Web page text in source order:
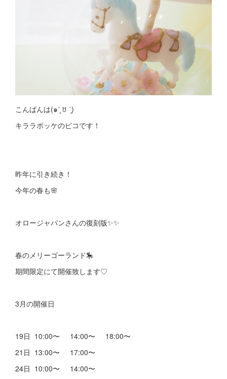
こんばんは(๑ˊ͈ ꇴ ˋ͈)
キララポッケのピコです！
昨年に引き続き！
今年の春も🌸
オロージャパンさんの復刻版✨✨
春のメリーゴーランド🎠
期間限定にて開催致します♡
3月の開催日
19日 10:00〜 14:00〜 18:00〜
21日 13:00〜 17:00〜
24日 10:00〜 14:00〜